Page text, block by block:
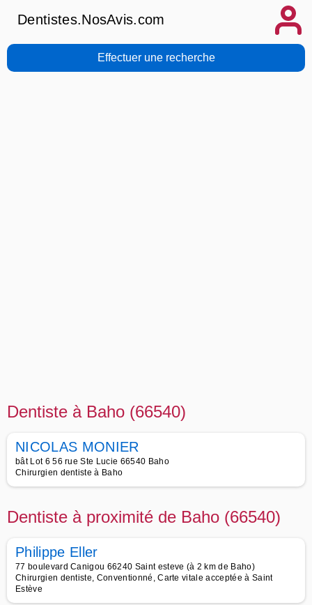
Dentistes.NosAvis.com
Effectuer une recherche
Dentiste à Baho (66540)
NICOLAS MONIER
bât Lot 6 56 rue Ste Lucie 66540 Baho
Chirurgien dentiste à Baho
Dentiste à proximité de Baho (66540)
Philippe Eller
77 boulevard Canigou 66240 Saint esteve (à 2 km de Baho)
Chirurgien dentiste, Conventionné, Carte vitale acceptée à Saint
Estève